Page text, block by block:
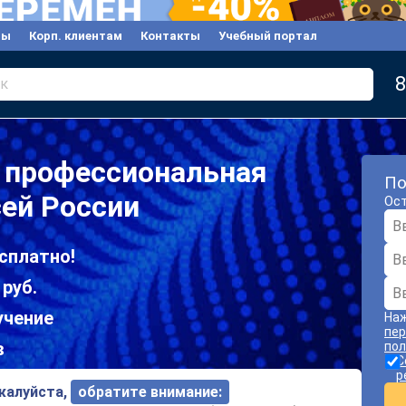
Корп. клиентам Контакты Учебный портал
России
обратите внимание: